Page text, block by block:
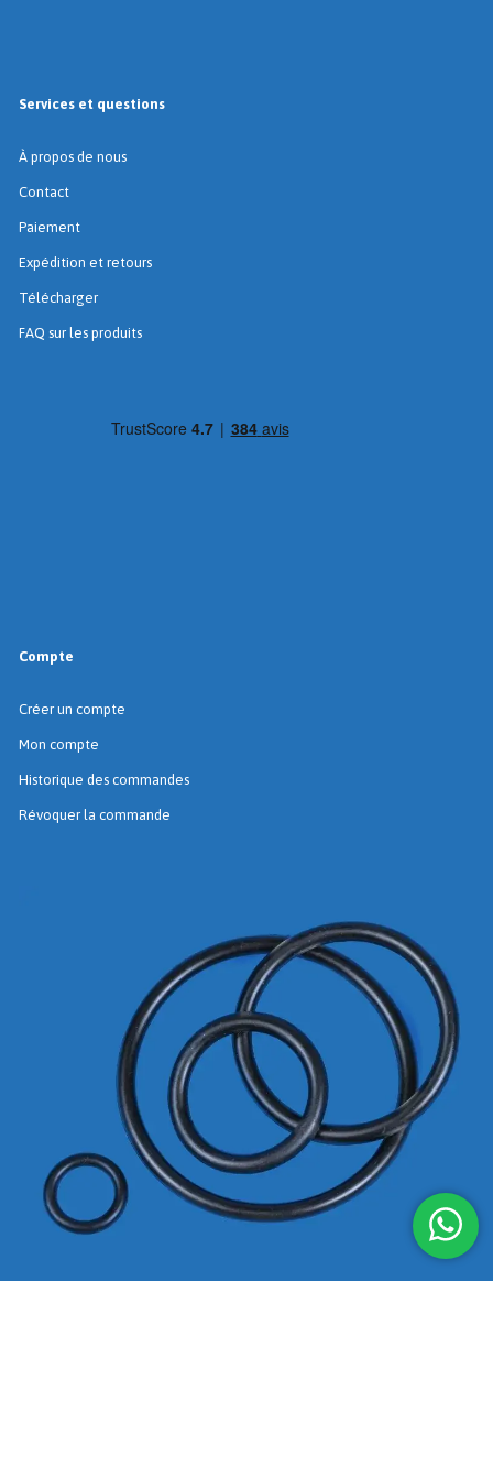
Services et questions
À propos de nous
Contact
Paiement
Expédition et retours
Télécharger
FAQ sur les produits
Compte
Créer un compte
Mon compte
Historique des commandes
Révoquer la commande